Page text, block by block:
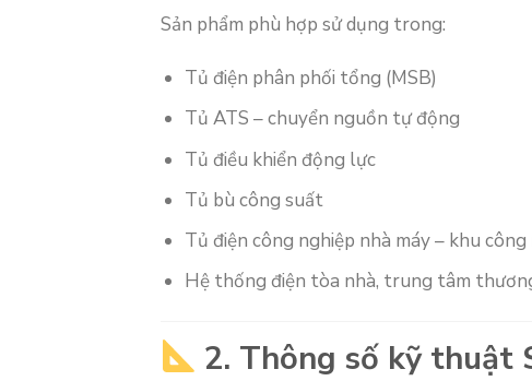
Sản phẩm phù hợp sử dụng trong:
Tủ điện phân phối tổng (MSB)
Tủ ATS – chuyển nguồn tự động
Tủ điều khiển động lực
Tủ bù công suất
Tủ điện công nghiệp nhà máy – khu công
Hệ thống điện tòa nhà, trung tâm
2. Thông số kỹ thuật